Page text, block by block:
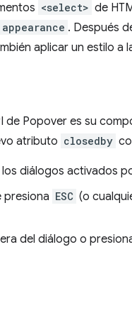
<select> de
appearance . Después
aplicar un estilo a
de Popover es su
atributo closedby
los diálogos activados
presiona ESC (o
del diálogo o